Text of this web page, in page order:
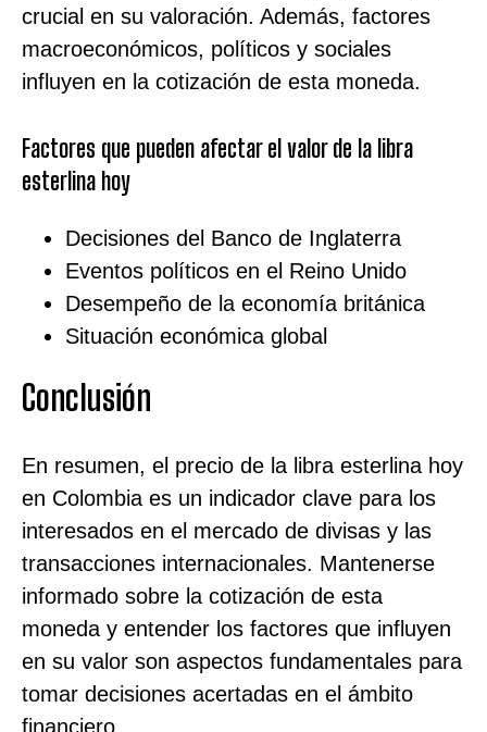
crucial en su valoración. Además, factores
macroeconómicos, políticos y sociales
influyen en la cotización de esta moneda.
Factores que pueden afectar el valor de la libra
esterlina hoy
Decisiones del Banco de Inglaterra
Eventos políticos en el Reino Unido
Desempeño de la economía británica
Situación económica global
Conclusión
En resumen, el precio de la libra esterlina hoy
en Colombia es un indicador clave para los
interesados en el mercado de divisas y las
transacciones internacionales. Mantenerse
informado sobre la cotización de esta
moneda y entender los factores que influyen
en su valor son aspectos fundamentales para
tomar decisiones acertadas en el ámbito
financiero.